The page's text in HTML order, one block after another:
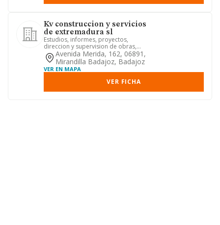
Kv construccion y servicios
de extremadura sl
Estudios, informes, proyectos,
direccion y supervision de obras,
consultoria y servicios, reparacio...
Avenida Merida, 162, 06891,
Mirandilla Badajoz, Badajoz
VER EN MAPA
VER FICHA